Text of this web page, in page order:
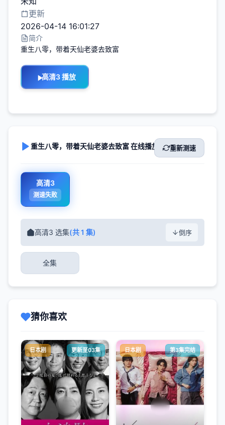
更新
2026-04-14 16:01:27
简介
重生八零，带着天仙老婆去致富
高清3 播放
重生八零，带着天仙老婆去致富 在线播放 重新测速
高清3
测速失败
高清3 选集(共 1 集) 倒序
全集
猜你喜欢
日本剧 更新至03集 日本剧 第3集完结